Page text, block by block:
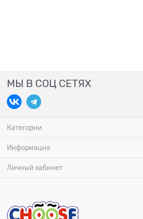
МЫ В СОЦ СЕТЯХ
Категории
Информация
Личный кабинет